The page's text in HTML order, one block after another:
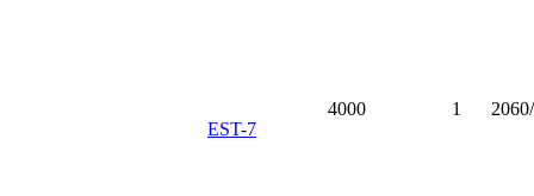
EST-7
4000 1